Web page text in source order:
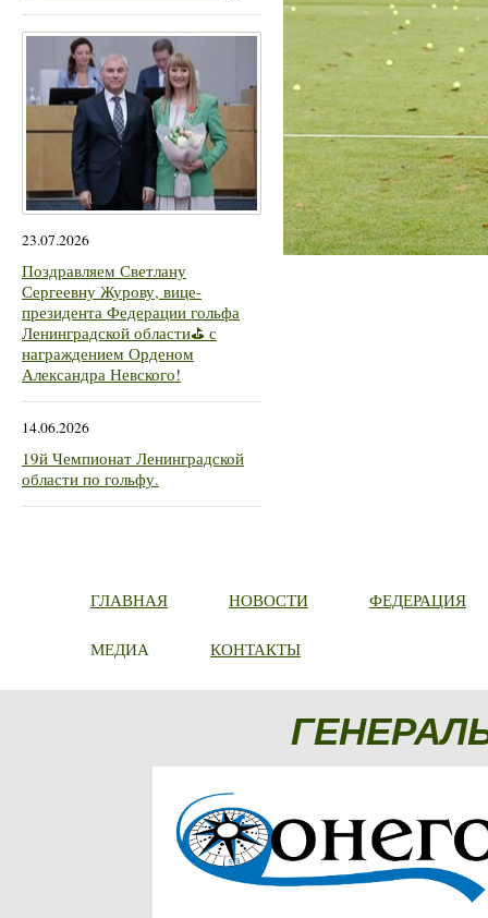
23.07.2026
Поздравляем Светлану
Сергеевну Журову, вице-
президента Федерации гольфа
Ленинградской области⛳ с
награждением Орденом
Александра Невского!
14.06.2026
19й Чемпионат Ленинградской
области по гольфу.
ГЛАВНАЯ НОВОСТИ ФЕДЕРАЦИЯ
МЕДИА КОНТАКТЫ